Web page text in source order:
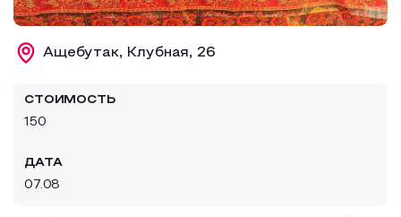
Образовательный туризм
Аттестованные экскурсоводы
Все маршруты
Ащебутак, Клубная, 26
СТОИМОСТЬ
150
ДАТА
07.08